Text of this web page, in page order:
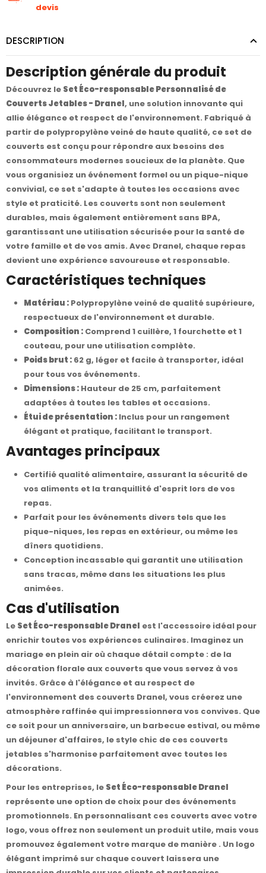
devis
DESCRIPTION
Description générale du produit
Découvrez le Set Éco-responsable Personnalisé de
Couverts Jetables - Dranel, une solution innovante qui
allie élégance et respect de l'environnement. Fabriqué à
partir de polypropylène veiné de haute qualité, ce set de
couverts est conçu pour répondre aux besoins des
consommateurs modernes soucieux de la planète. Que
vous organisiez un événement formel ou un pique-nique
convivial, ce set s'adapte à toutes les occasions avec
style et praticité. Les couverts sont non seulement
durables, mais également entièrement sans BPA,
garantissant une utilisation sécurisée pour la santé de
votre famille et de vos amis. Avec Dranel, chaque repas
devient une expérience savoureuse et responsable.
Caractéristiques techniques
Matériau : Polypropylène veiné de qualité supérieure,
respectueux de l'environnement et durable.
Composition : Comprend 1 cuillère, 1 fourchette et 1
couteau, pour une utilisation complète.
Poids brut : 62 g, léger et facile à transporter, idéal
pour tous vos événements.
Dimensions : Hauteur de 25 cm, parfaitement
adaptées à toutes les tables et occasions.
Étui de présentation : Inclus pour un rangement
élégant et pratique, facilitant le transport.
Avantages principaux
Certifié qualité alimentaire, assurant la sécurité de
vos aliments et la tranquillité d'esprit lors de vos
repas.
Parfait pour les événements divers tels que les
pique-niques, les repas en extérieur, ou même les
dîners quotidiens.
Conception incassable qui garantit une utilisation
sans tracas, même dans les situations les plus
animées.
Cas d'utilisation
Le Set Éco-responsable Dranel est l'accessoire idéal pour
enrichir toutes vos expériences culinaires. Imaginez un
mariage en plein air où chaque détail compte : de la
décoration florale aux couverts que vous servez à vos
invités. Grâce à l'élégance et au respect de
l'environnement des couverts Dranel, vous créerez une
atmosphère raffinée qui impressionnera vos convives. Que
ce soit pour un anniversaire, un barbecue estival, ou même
un déjeuner d'affaires, le style chic de ces couverts
jetables s'harmonise parfaitement avec toutes les
décorations.
Pour les entreprises, le Set Éco-responsable Dranel
représente une option de choix pour des événements
promotionnels. En personnalisant ces couverts avec votre
logo, vous offrez non seulement un produit utile, mais vous
promouvez également votre marque de manière . Un logo
élégant imprimé sur chaque couvert laissera une